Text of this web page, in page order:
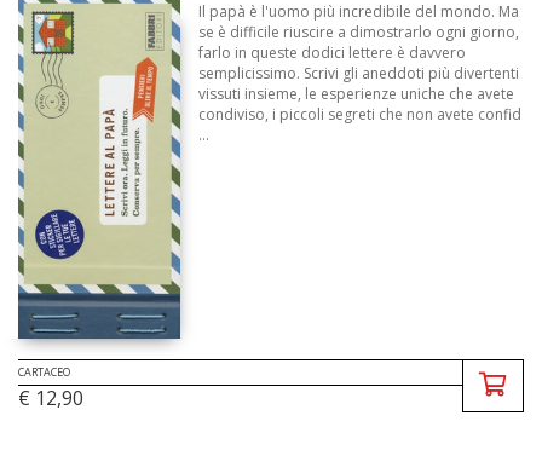
Il papà è l'uomo più incredibile del mondo. Ma
se è difficile riuscire a dimostrarlo ogni giorno,
farlo in queste dodici lettere è davvero
semplicissimo. Scrivi gli aneddoti più divertenti
vissuti insieme, le esperienze uniche che avete
condiviso, i piccoli segreti che non avete confid
...
CARTACEO
€ 12,90